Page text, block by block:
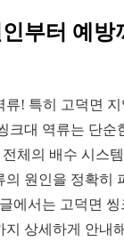
부터 예방
류! 특히 고덕면
크대 역류는 단순
체의 배수 시스
의 원인을 정확히
에서는 고덕면 씽
지 상세하게 안내